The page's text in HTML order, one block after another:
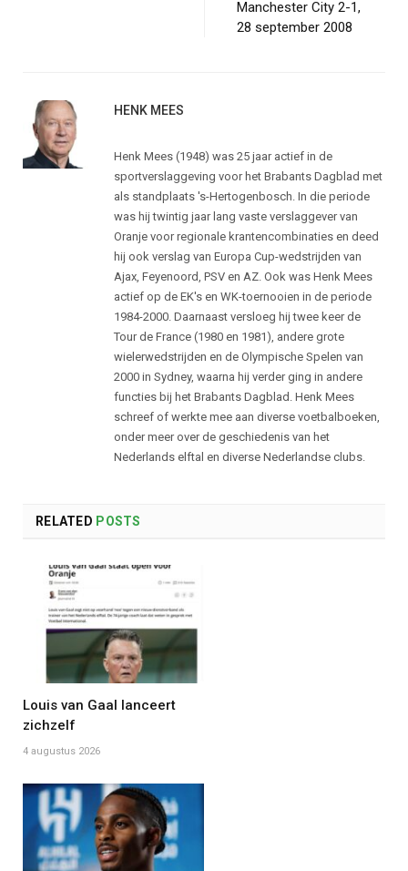
Manchester City 2-1,
28 september 2008
HENK MEES
Henk Mees (1948) was 25 jaar actief in de
sportverslaggeving voor het Brabants Dagblad met
als standplaats 's-Hertogenbosch. In die periode
was hij twintig jaar lang vaste verslaggever van
Oranje voor regionale krantencombinaties en deed
hij ook verslag van Europa Cup-wedstrijden van
Ajax, Feyenoord, PSV en AZ. Ook was Henk Mees
actief op de EK's en WK-toernooien in de periode
1984-2000. Daarnaast versloeg hij twee keer de
Tour de France (1980 en 1981), andere grote
wielerwedstrijden en de Olympische Spelen van
2000 in Sydney, waarna hij verder ging in andere
functies bij het Brabants Dagblad. Henk Mees
schreef of werkte mee aan diverse voetbalboeken,
onder meer over de geschiedenis van het
Nederlands elftal en diverse Nederlandse clubs.
RELATED POSTS
Louis van Gaal lanceert
zichzelf
4 augustus 2026